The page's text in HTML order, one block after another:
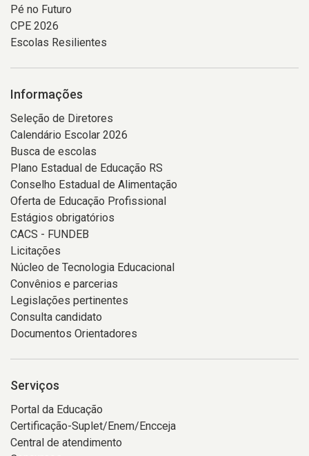
Pé no Futuro
CPE 2026
Escolas Resilientes
Informações
Seleção de Diretores
Calendário Escolar 2026
Busca de escolas
Plano Estadual de Educação RS
Conselho Estadual de Alimentação
Oferta de Educação Profissional
Estágios obrigatórios
CACS - FUNDEB
Licitações
Núcleo de Tecnologia Educacional
Convênios e parcerias
Legislações pertinentes
Consulta candidato
Documentos Orientadores
Serviços
Portal da Educação
Certificação-Suplet/Enem/Encceja
Central de atendimento